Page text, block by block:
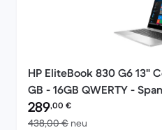
HP EliteBook 830 G6 13"
GB - 16GB QWERTY -
Preis des erneuerten Produkts:
289,00 €
438,00 € neu